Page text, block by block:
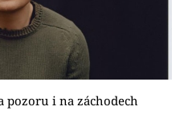
pozoru i na záchodech